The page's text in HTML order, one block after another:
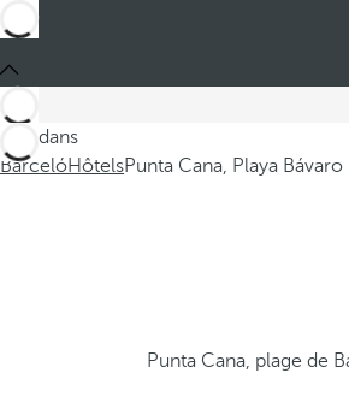
Ces dans
BarcelóHôtelsPunta Cana, Playa Bávaro
Punta Cana, plage de